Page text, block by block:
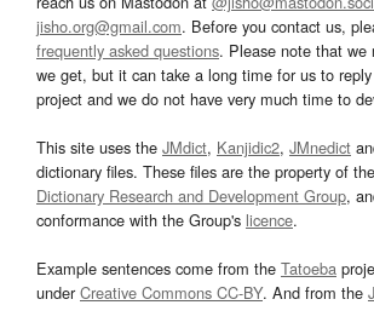
jisho.org@gmail.com. Before you contact us,
frequently asked questions. Please note that we
we get, but it can take a long time for us to
project and we do not have very much time to
This site uses the JMdict, Kanjidic2, JMnedict
dictionary files. These files are the property of the
Dictionary Research and Development Group,
conformance with the Group's licence.
Example sentences come from the Tatoeba
underCreative Commons CC-BY. And from the